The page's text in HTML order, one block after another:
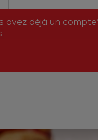
avez déjà un